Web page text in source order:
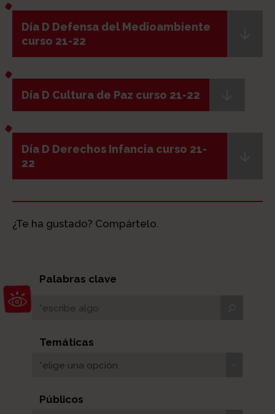
Abrir barra de herramientas
Día D Defensa del Medioambiente
curso 21-22
Día D Cultura de Paz curso 21-22
Día D Derechos Infancia curso 21-
22
¿Te ha gustado? Compártelo.
Palabras clave
Temáticas
*elige una opción
Públicos